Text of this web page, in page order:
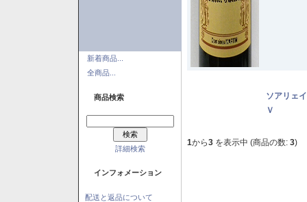
新着商品...
全商品...
商品検索
詳細検索
インフォメーション
配送と返品について
ソアリェ
Ｖ
1から3 を表示中 (商品の数: 3)